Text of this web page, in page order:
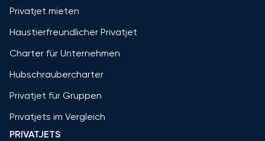
Privatjet mieten
Haustierfreundlicher Privatjet
Charter für Unternehmen
Hubschraubercharter
Privatjet für Gruppen
Privatjets im Vergleich
PRIVATJETS